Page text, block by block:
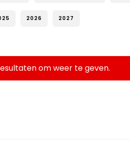
2026 2027
om weer te geven.